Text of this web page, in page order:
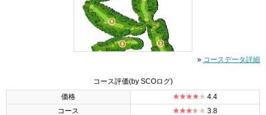
» コースデータ詳細
コース評価(by SCOログ)
価格
4.4
コース
3.8